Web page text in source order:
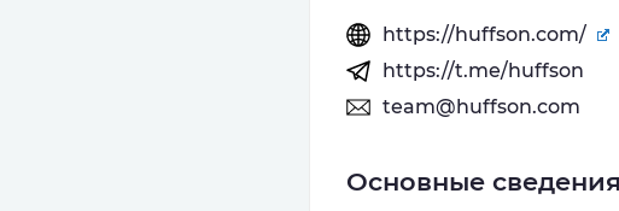
https://huffson.com/
https://t.me/huffson
team@huffson.com
Основные